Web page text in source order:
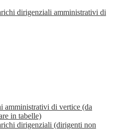
dirigenziali amministrativi di
amministrativi di vertice (da
in tabelle)
dirigenziali (dirigenti non